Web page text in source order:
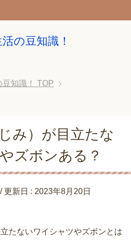
の豆知識！
知識！
TOP
み）が目立たな
ズボンある？
/ 更新日 : 2023年8月20日
たないワイシャツやズボンとは